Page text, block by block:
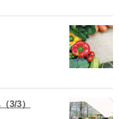
3/3）